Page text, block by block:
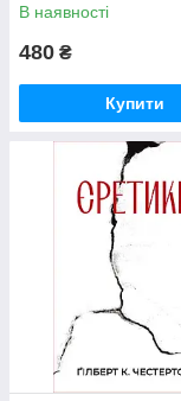
В наявності
480 ₴
Купити